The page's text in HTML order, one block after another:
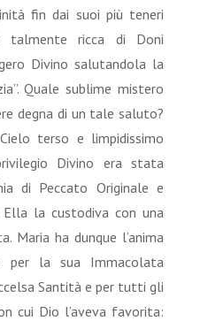
fin dai suoi più teneri
talmente ricca di Doni
Divino salutandola la
Quale sublime mistero
degna di un tale saluto?
terso e limpidissimo
Divino era stata
di Peccato Originale e
la custodiva con una
Maria ha dunque l’anima
per la sua Immacolata
Santità e per tutti gli
cui Dio l’aveva favorita: